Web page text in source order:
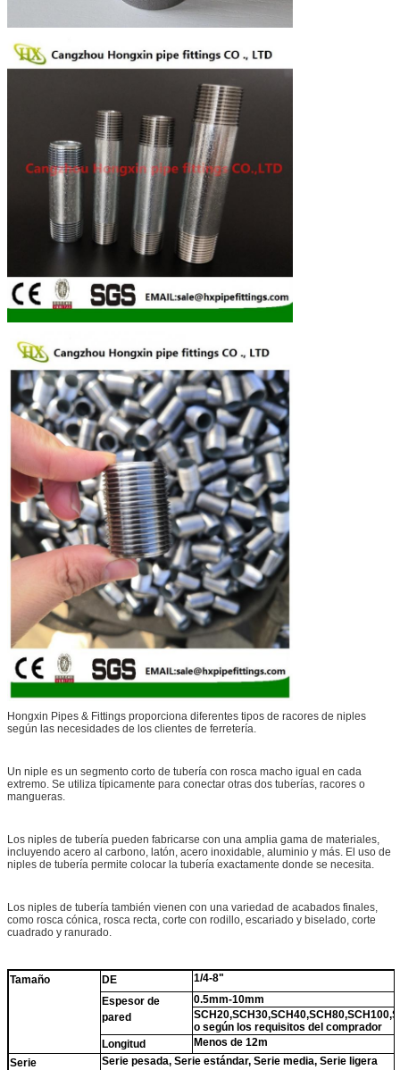
Hongxin Pipes & Fittings proporciona diferentes tipos de racores de niples
según las necesidades de los clientes de ferretería.
Un niple es un segmento corto de tubería con rosca macho igual en cada
extremo. Se utiliza típicamente para conectar otras dos tuberías, racores o
mangueras.
Los niples de tubería pueden fabricarse con una amplia gama de materiales,
incluyendo acero al carbono, latón, acero inoxidable, aluminio y más. El uso de
niples de tubería permite colocar la tubería exactamente donde se necesita.
Los niples de tubería también vienen con una variedad de acabados finales,
como rosca cónica, rosca recta, corte con rodillo, escariado y biselado, corte
cuadrado y ranurado.
Tamaño DE
1/4-8"
Espesor de
pared
0.5mm-10mm
o según los requisitos del comprador
Longitud
Menos de 12m
Serie
Serie pesada, Serie estándar, Serie media, Serie ligera